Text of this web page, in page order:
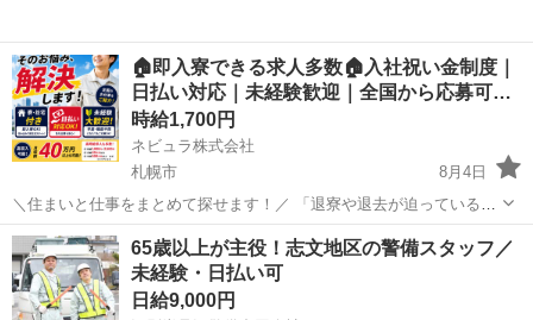
🏠即入寮できる求人多数🏠入社祝い金制度｜
日払い対応｜未経験歓迎｜全国から応募可…
時給1,700円
ネビュラ株式会社
札幌市
8月4日
＼住まいと仕事をまとめて探せます！／ 「退寮や退去が迫っている」
「所持金が少なく、生活が不安」 「寮付きの仕事をすぐに始めたい」
「新しい土地で生活を立て直したい」 このようなお悩みを抱えている
方は、一人...
北海道 札幌市 その他 ゴールデンウィーク
65歳以上が主役！志文地区の警備スタッフ／
未経験・日払い可
日給9,000円